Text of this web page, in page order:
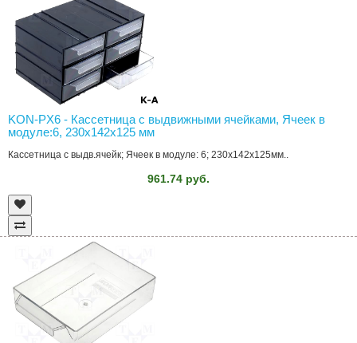
KON-PX6 - Кассетница с выдвижными ячейками, Ячеек в
модуле:6, 230x142x125 мм
Кассетница с выдв.ячейк; Ячеек в модуле: 6; 230x142x125мм..
961.74 руб.